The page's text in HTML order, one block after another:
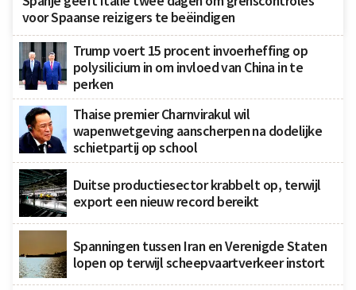
voor Spaanse reizigers te beëindigen
Trump voert 15 procent invoerheffing op
polysilicium in om invloed van China in te
perken
Thaise premier Charnvirakul wil
wapenwetgeving aanscherpen na dodelijke
schietpartij op school
Duitse productiesector krabbelt op, terwijl
export een nieuw record bereikt
Spanningen tussen Iran en Verenigde Staten
lopen op terwijl scheepvaartverkeer instort